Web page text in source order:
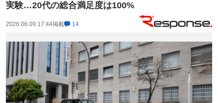
実験…20代の総合満足度は100%
2026.06.09 17:44掲載 14